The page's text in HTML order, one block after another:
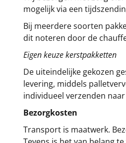
mogelijk via een
Bij meerdere soorten
dit noteren door de
Eigen keuze kerstpakketten
De uiteindelijke gekozen
levering, middels
individueel verzenden
Bezorgkosten
Transport is maatwerk.